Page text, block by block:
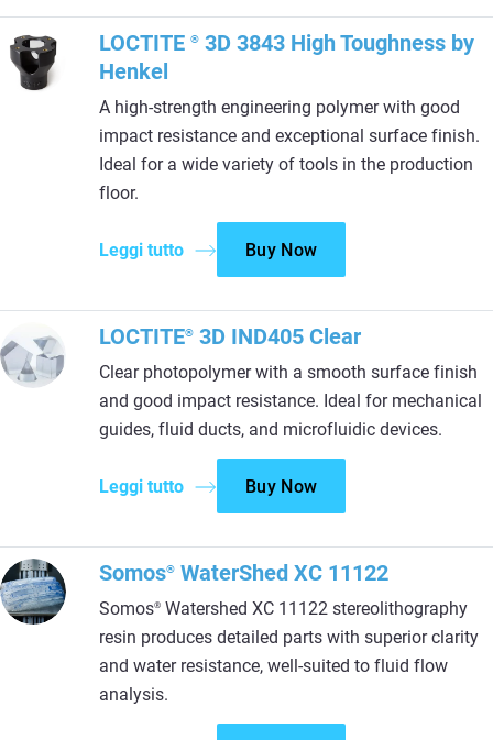
LOCTITE ® 3D 3843 High Toughness by
Henkel
A high-strength engineering polymer with good
impact resistance and exceptional surface finish.
Ideal for a wide variety of tools in the production
floor.
Leggi tutto Buy Now
LOCTITE® 3D IND405 Clear
Clear photopolymer with a smooth surface finish
and good impact resistance. Ideal for mechanical
guides, fluid ducts, and microfluidic devices.
Leggi tutto Buy Now
Somos® WaterShed XC 11122
Somos® Watershed XC 11122 stereolithography
resin produces detailed parts with superior clarity
and water resistance, well-suited to fluid flow
analysis.